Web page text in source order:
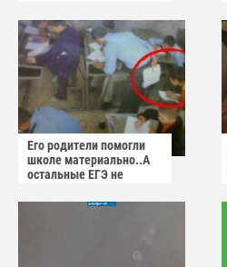
Его родители помогли
школе материально..А
остальные ЕГЭ не